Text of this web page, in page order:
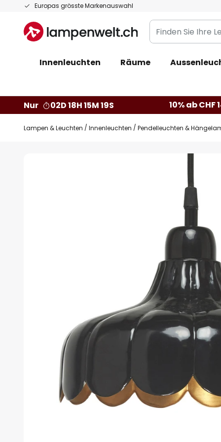
Europas grösste Markenauswahl
Zum
springen
Finden
Sie
Leuchte...
Innenleuchten Räume
Nur
02D 18H 15M 18S 10% ab CHF
Lampen & Leuchten Innenleuchten Pendelleuchten &